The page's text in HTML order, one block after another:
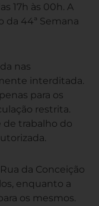
17h às 00h. A
da 44ª Semana
nas
interditada.
para os
restrita.
de trabalho do
da Conceição
enquanto a
os mesmos.